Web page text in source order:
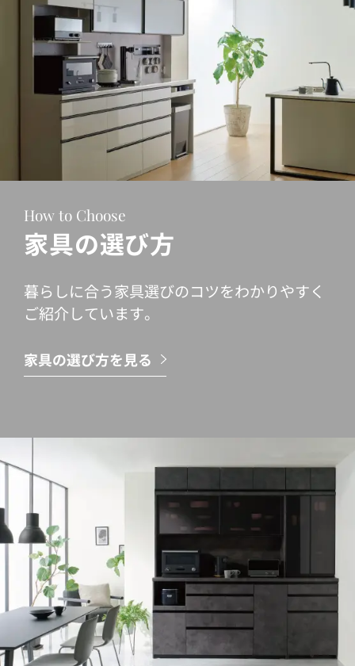
How to Choose
家具の選び方
暮らしに合う家具選びのコツをわかりやすく
ご紹介しています。
家具の選び方を見る